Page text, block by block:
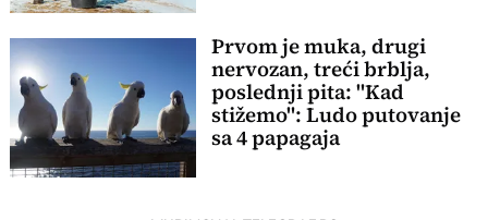
Prvom je muka, drugi
nervozan, treći brblja,
poslednji pita: "Kad
stižemo": Ludo putovanje
sa 4 papagaja